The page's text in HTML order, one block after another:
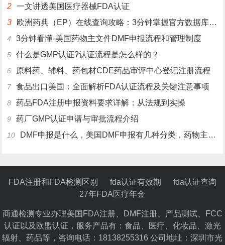
2
一文讲透美国医疗器械FDA认证
3
欧洲药典（EP）在线查询攻略：3分钟掌握官方数据库使用技巧
4 3分钟看懂-美国药物主文件DMF申报流程和管理制度
5 什么是GMP认证?认证流程是怎么样的？
6 原料药、辅料、药包材CDE药品审评中心登记注册流程
7 食品出口美国：全面解析FDA认证流程及关键注意事项
8 药品FDA注册申报资料要求详解：从法规到实操
9 药厂GMP认证申请与审批流程介绍
10 DMF申报是什么，美国DMF申报有几种分类，药物主文件备案流程介绍
FDA注册和FDA检测区别 fda认证有效期
fda认证查询
27年FDA医疗年金
商通检测专业办理美国FDA注册、DMF注册、产品测试、FCC
认证以及欧盟认证，服务产品有：食品、医疗、化妆品、激光
辐射、药品等，咨询电话：18138255316 公司地址：深圳市光